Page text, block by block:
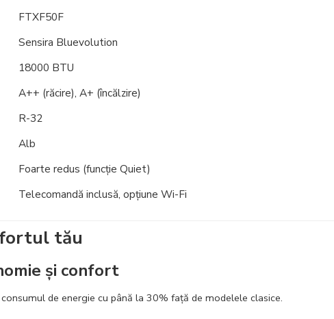
FTXF50F
Sensira Bluevolution
18000 BTU
A++ (răcire), A+ (încălzire)
R-32
Alb
Foarte redus (funcție Quiet)
Telecomandă inclusă, opțiune Wi-Fi
tău
și confort
de energie cu până la 30% față de modelele clasice.